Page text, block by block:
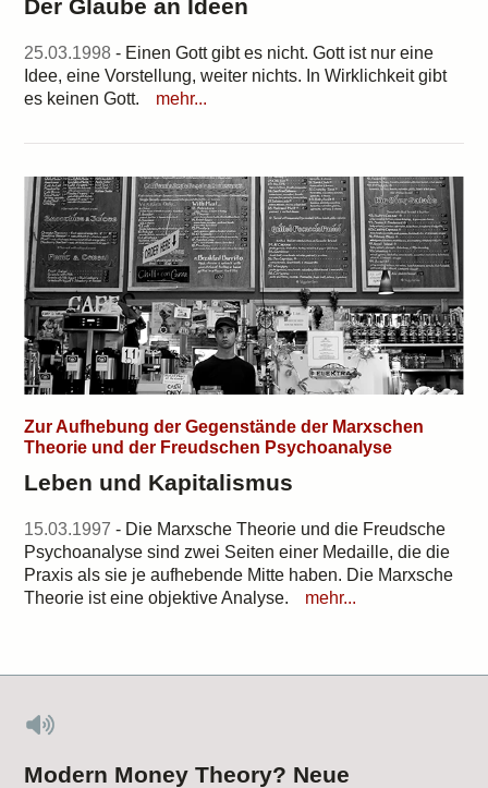
Der Glaube an Ideen
25.03.1998 - Einen Gott gibt es nicht. Gott ist nur eine
Idee, eine Vorstellung, weiter nichts. In Wirklichkeit gibt
es keinen Gott.
mehr...
Zur Aufhebung der Gegenstände der Marxschen
Theorie und der Freudschen Psychoanalyse
Leben und Kapitalismus
15.03.1997 - Die Marxsche Theorie und die Freudsche
Psychoanalyse sind zwei Seiten einer Medaille, die die
Praxis als sie je aufhebende Mitte haben. Die Marxsche
Theorie ist eine objektive Analyse.
mehr...
Modern Money Theory? Neue